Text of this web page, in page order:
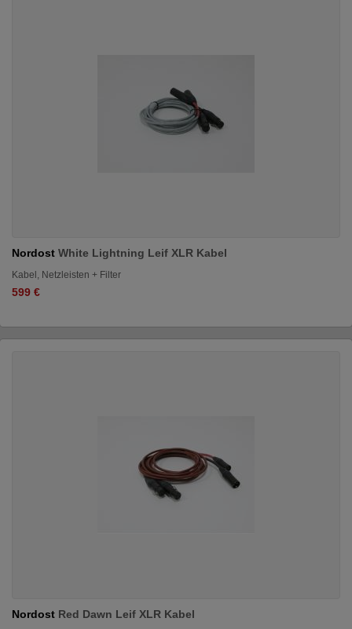
Nordost White Lightning Leif XLR Kabel
Kabel, Netzleisten + Filter
599 €
Nordost Red Dawn Leif XLR Kabel